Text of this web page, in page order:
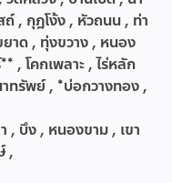
ถ์ , กุฎโง้ง , หัวถนน , ท่า
าด , ทุ่งขวาง , หนอง
, โคกเพลาะ , ไร่หลัก
ทรัพย์ , *บ่อกวางทอง ,
, บึง , หนองขาม , เขา
,